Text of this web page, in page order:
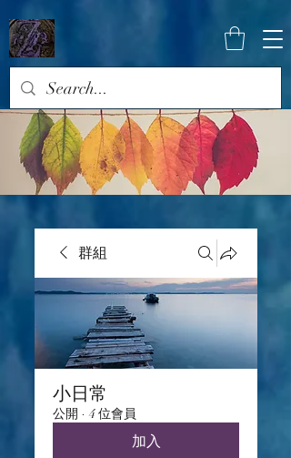
群組
小日常
公開 · 4 位會員
加入